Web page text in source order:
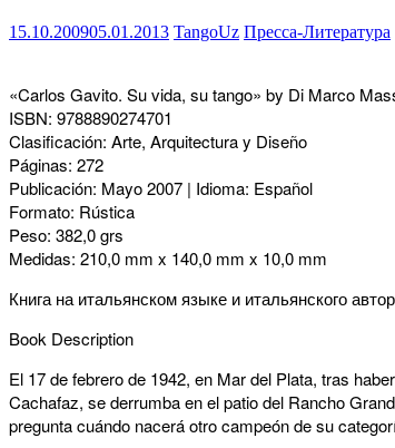
15.10.200905.01.2013 TangoUz Пресса-Литература
«Carlos Gavito. Su vida, su tango» by Di Marco
ISBN: 9788890274701
Clasificación: Arte, Arquitectura y Diseño
Páginas: 272
Publicación: Mayo 2007 | Idioma: Español
Formato: Rústica
Peso: 382,0 grs
Medidas: 210,0 mm x 140,0 mm x 10,0 mm
Книга на итальянском языке и итальянского
Book Description
El 17 de febrero de 1942, en Mar del Plata, tras
Cachafaz, se derrumba en el patio del Rancho
pregunta cuándo nacerá otro campeón de su